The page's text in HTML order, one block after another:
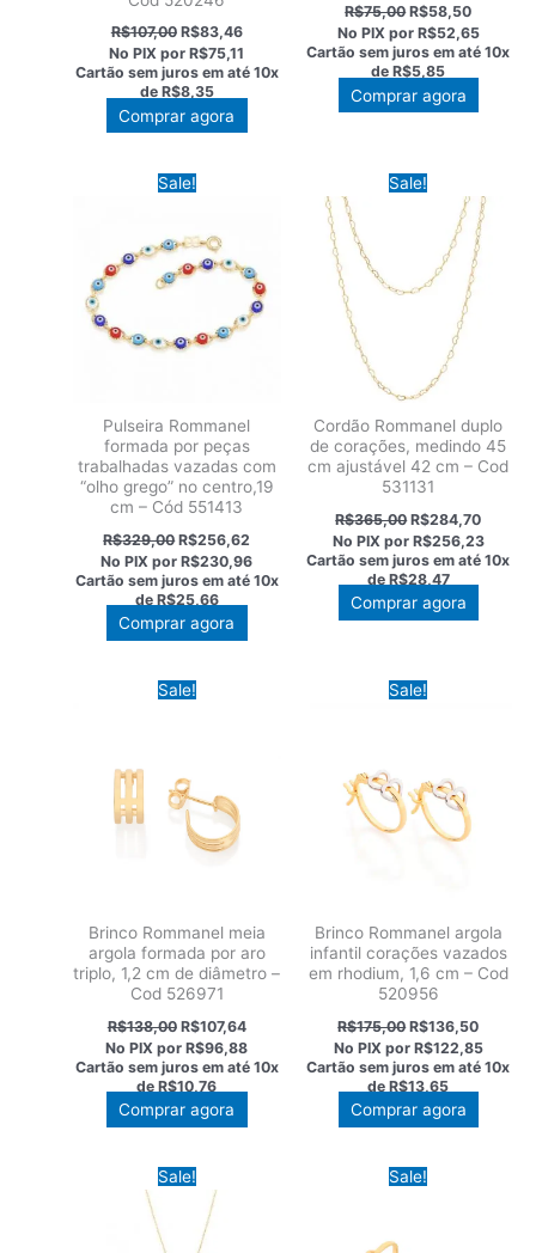
R$107,00 O
preço
original
era:
R$107,00.
R$83,46O
preço
atual
é:
R$83,46.
No PIX porR$75,11
Cartão sem juros em até 10x
deR$8,35
Comprar agora
R$75,00O
preço
original
era:
R$75,00.
R$58,50O
preço
atual
é:
No PIX por R$52,65
Cartão sem juros em até10x
de R$5,85
Comprar agora
Sale!
Pulseira Rommanel
formada por peças
trabalhadas vazadas com
“olho grego” no centro,19
cm – Cód 551413
R$329,00O
preço
original
era:
R$329,00.
R$256,62
preço
atual
é:
No PIX porR$230,96
Cartão sem juros em até 10x
deR$25,66
Comprar agora
Sale!
Cordão Rommanel duplo
de corações, medindo 45
cm ajustável 42 cm – Cod
531131
R$365,00O
preço
original
era:
R$365,00.
R$284,70O
preço
atual
é:
No PIX por R$256,23
Cartão sem juros em até10x
deR$28,47
Comprar agora
Sale!
Brinco Rommanel meia
argola formada por aro
triplo, 1,2 cm de diâmetro –
Cod 526971
R$138,00 O
preço
original
era:
R$138,00.
R$107,64O
preço
atual
é:
R$107,64.
No PIX porR$96,88
Cartão sem juros em até 10x
de R$10,76
Comprar agora
Sale!
Brinco Rommanel argola
infantil corações vazados
em rhodium, 1,6 cm – Cod
520956
R$175,00O
preço
original
era:
R$175,00.
R$136,50O
preço
atual
é:
No PIX por R$122,85
Cartão sem juros em até10x
de R$13,65
Comprar agora
Sale! Sale!